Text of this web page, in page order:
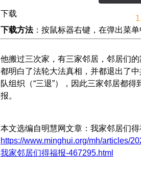
下载
下载方法：按鼠标器右键，在弹出菜
他搬过三次家，有三家邻居，邻居们
都明白了法轮大法真相，并都退出了
队组织（“三退”），因此三家邻居都得
报。
本文选编自明慧网文章：我家邻居们得
https://www.minghui.org/mh/articles/
我家邻居们得福报-467295.html